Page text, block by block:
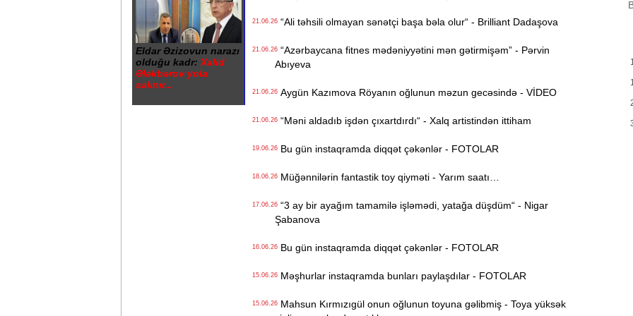
Eldar Əzizovun narazı
olduğu kadr: Xalid
Ələkbərov yola
salınır...
21.06.26“Ali təhsili olmayan sənətçi başa bəla olur“ - Brilliant Dadaşova
21.06.26“Azərbaycana fitnes mədəniyyətini mən gətirmişəm” - Pərvin
Abıyeva
21.06.26Aygün Kazımova Röyanın oğlunun məzun gecəsində - VİDEO
21.06.26“Məni aldadıb işdən çıxartdırdı“ - Xalq artistindən ittiham
19.06.26Bu gün instaqramda diqqət çəkənlər - FOTOLAR
18.06.26Müğənnilərin fantastik toy qiyməti - Yarım saatı…
17.06.26“3 ay bir ayağım tamamilə işləmədi, yatağa düşdüm“ - Nigar
Şabanova
16.06.26Bu gün instaqramda diqqət çəkənlər - FOTOLAR
15.06.26Məşhurlar instaqramda bunları paylaşdılar - FOTOLAR
15.06.26Mahsun Kırmızıgül onun oğlunun toyuna gəlibmiş - Toya yüksək